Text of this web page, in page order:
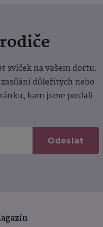
svíček na vašem dortu.
důležitých nebo
kam jsme poslali
Odeslat